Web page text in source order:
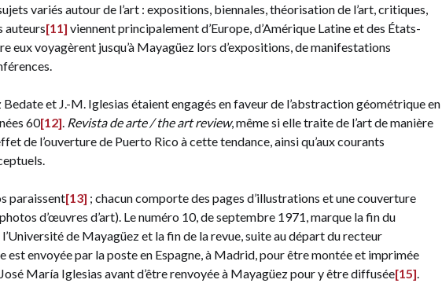
variés autour de l’art : expositions, biennales, théorisation de l’art, critiques,
auteurs[11] viennent principalement d’Europe, d’Amérique Latine et des États-
eux voyagèrent jusqu’à Mayagüez lors d’expositions, de manifestations
Bedate et J.-M. Iglesias étaient engagés en faveur de l’abstraction géométrique en
60[12] Revista de arte / the art review, même si elle traite de l’art de manière
de l’ouverture de Puerto Rico à cette tendance, ainsi qu’aux courants
paraissent[13] ; chacun comporte des pages d’illustrations et une couverture
d’œuvres d’art). Le numéro 10, de septembre 1971, marque la fin du
de Mayagüez et la fin de la revue, suite au départ du recteur
est envoyée par la poste en Espagne, à Madrid, pour être montée et imprimée
María Iglesias avant d’être renvoyée à Mayagüez pour y être diffusée[15]